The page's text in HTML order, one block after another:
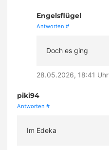
Engelsflügel
Antworten #
Doch es ging
28.05.2026, 18:41 Uhr
piki94
Antworten #
Im Edeka